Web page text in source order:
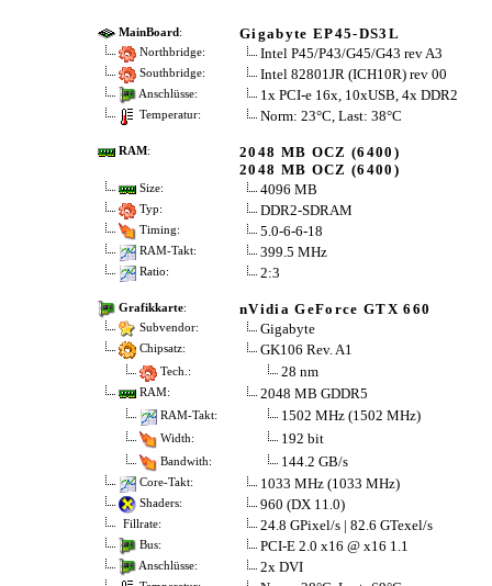
MainBoard: Gigabyte EP45-DS3L
Northbridge: Intel P45/P43/G45/G43 rev A3
Southbridge: Intel 82801JR (ICH10R) rev 00
Anschlüsse: 1x PCI-e 16x, 10xUSB, 4x DDR2
Temperatur: Norm: 23°C, Last: 38°C
RAM:
2048 MB OCZ (6400)
2048 MB OCZ (6400)
Size: 4096 MB
Typ: DDR2-SDRAM
Timing: 5.0-6-6-18
RAM-Takt: 399.5 MHz
Ratio: 2:3
Grafikkarte: nVidia GeForce GTX 660
Subvendor: Gigabyte
Chipsatz: GK106 Rev. A1
Tech.: 28 nm
RAM: 2048 MB GDDR5
RAM-Takt: 1502 MHz (1502 MHz)
Width: 192 bit
Bandwith: 144.2 GB/s
Core-Takt: 1033 MHz (1033 MHz)
Shaders: 960 (DX 11.0)
Fillrate: 24.8 GPixel/s | 82.6 GTexel/s
Bus: PCI-E 2.0 x16 @ x16 1.1
Anschlüsse: 2x DVI